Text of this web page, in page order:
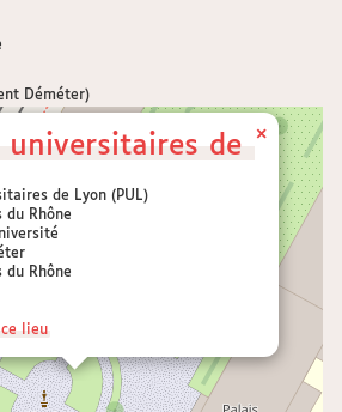
Déméter)
universitaires de Lyon
de Lyon (PUL)
du Rhône
du Rhône
lieu
×